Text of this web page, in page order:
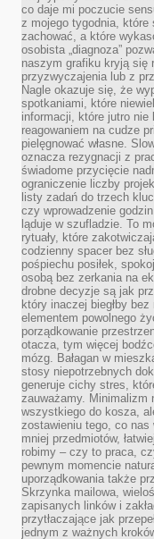
co daje mi poczucie
z mojego tygodnia, które
zachować, a które
osobista „diagnoza”
naszym grafiku kryją się
przyzwyczajenia lub z
Nagle okazuje się, że
spotkaniami, które
informacji, które jutro nie
reagowaniem na cudze
pielęgnować własne.
oznacza rezygnacji z
świadome przycięcie
ograniczenie liczby
listy zadań do trzech
czy wprowadzenie
ląduje w szufladzie. To
rytuały, które
codzienny spacer bez
pośpiechu posiłek,
osobą bez zerkania na
drobne decyzje są jak
który inaczej biegłby
elementem powolnego
porządkowanie
otacza, tym więcej
mózg. Bałagan w
stosy niepotrzebnych
generuje cichy stres,
zauważamy. Minimalizm
wszystkiego do kosza,
zostawieniu tego, co nas
mniej przedmiotów,
robimy – czy to praca,
pewnym momencie
uporządkowania także
Skrzynka mailowa,
zapisanych linków i
przytłaczające jak
jednym z ważnych